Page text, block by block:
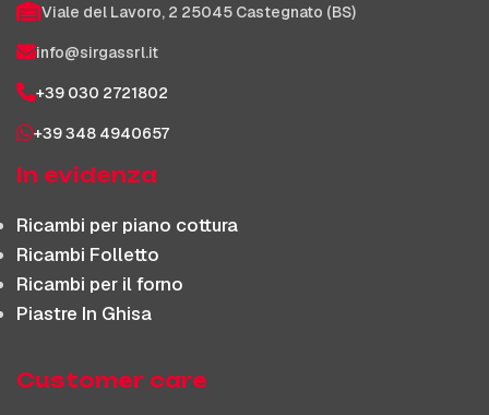
Viale del Lavoro, 2 25045 Castegnato (BS)
info@sirgassrl.it
+39 030 2721802
+39 348 4940657
In evidenza
Ricambi per piano cottura
Ricambi Folletto
Ricambi per il forno
Piastre In Ghisa
Customer care